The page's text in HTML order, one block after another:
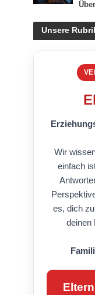
Unsere
Wir
einfach
es, dich
deinen